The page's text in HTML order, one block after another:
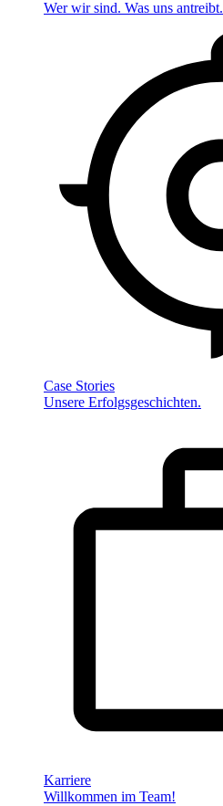
Wer wir sind. Was uns antreibt.
Case Stories
Unsere Erfolgsgeschichten.
Karriere
Willkommen im Team!